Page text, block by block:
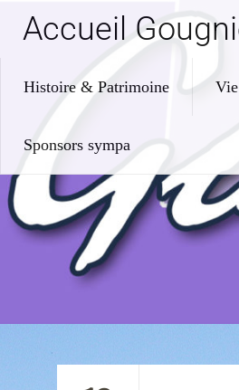
Accueil
Histoire & Patrimoine
Sponsors sympa